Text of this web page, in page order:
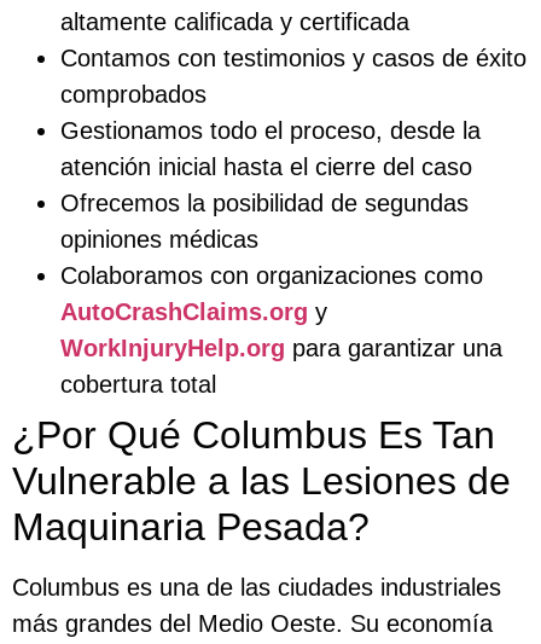
altamente calificada y certificada
Contamos con testimonios y casos de éxito
comprobados
Gestionamos todo el proceso, desde la
atención inicial hasta el cierre del caso
Ofrecemos la posibilidad de segundas
opiniones médicas
Colaboramos con organizaciones como
AutoCrashClaims.org y
WorkInjuryHelp.org para garantizar una
cobertura total
¿Por Qué Columbus Es Tan
Vulnerable a las Lesiones de
Maquinaria Pesada?
Columbus es una de las ciudades industriales
más grandes del Medio Oeste. Su economía